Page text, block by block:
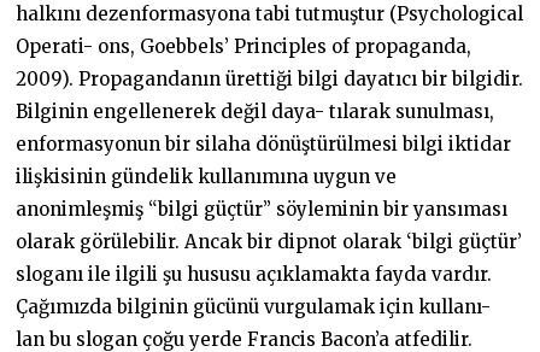
halkını dezenformasyona tabi tutmuştur (Psychological
Operati- ons, Goebbels’ Principles of propaganda,
2009). Propagandanın ürettiği bilgi dayatıcı bir bilgidir.
Bilginin engellenerek değil daya- tılarak sunulması,
enformasyonun bir silaha dönüştürülmesi bilgi iktidar
ilişkisinin gündelik kullanımına uygun ve
anonimleşmiş “bilgi güçtür” söyleminin bir yansıması
olarak görülebilir. Ancak bir dipnot olarak ‘bilgi güçtür’
sloganı ile ilgili şu hususu açıklamakta fayda vardır.
Çağımızda bilginin gücünü vurgulamak için kullanı-
lan bu slogan çoğu yerde Francis Bacon’a atfedilir.